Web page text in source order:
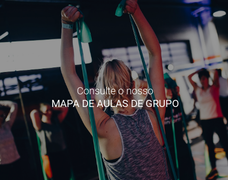
Consulte o nosso
MAPA DE AULAS DE GRUPO